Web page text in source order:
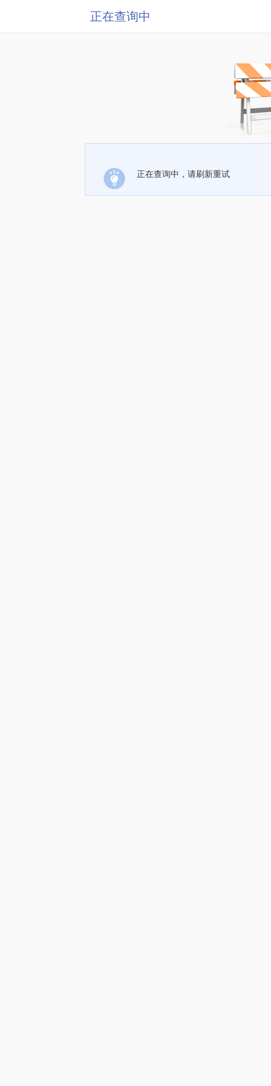
正在查询中
正在查询中，请刷新重试